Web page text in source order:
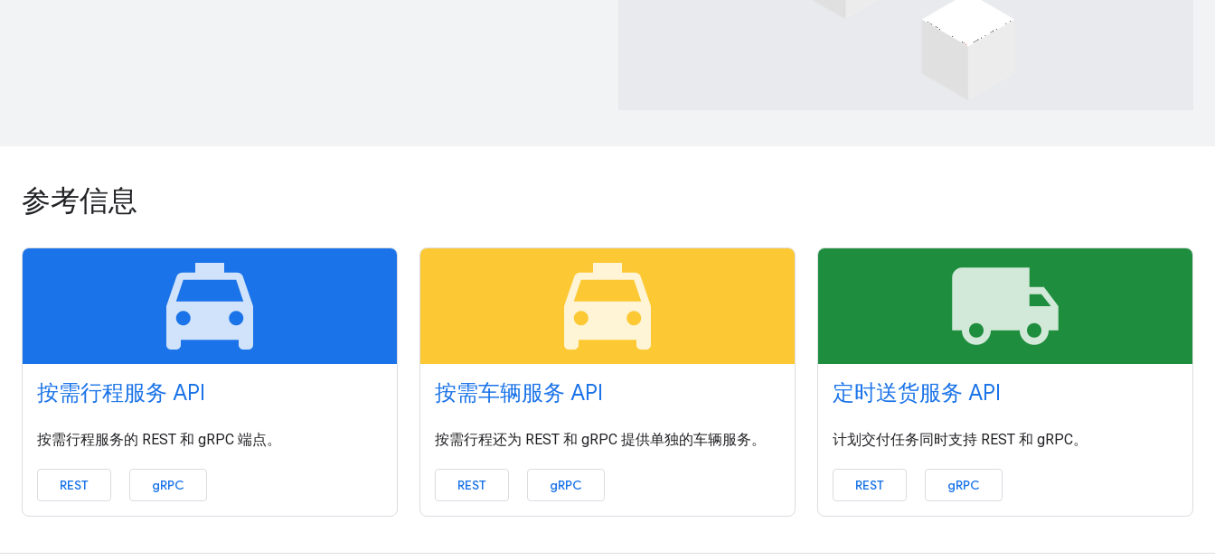
参考信息
local_taxi
按需行程服务 API
按需行程服务的 REST 和 gRPC 端点。
REST gRPC
local_taxi
按需车辆服务 API
按需行程还为 REST 和 gRPC 提供单独的车辆服务。
REST gRPC
local_shipping
定时送货服务 API
计划交付任务同时支持 REST 和 gRPC。
REST gRPC